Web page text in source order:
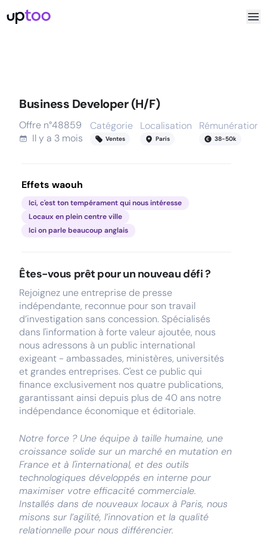
Business Developer (H/F)
Offre n°48859
Il y a 3 mois
Catégorie
Ventes
Localisation
Paris
Rémunération
38-50k
Effets waouh
Ici, c'est ton tempérament qui nous intéresse
Locaux en plein centre ville
Ici on parle beaucoup anglais
Êtes-vous prêt pour un nouveau défi ?
Rejoignez une entreprise de presse
indépendante, reconnue pour son travail
d’investigation sans concession. Spécialisés
dans l'information à forte valeur ajoutée, nous
nous adressons à un public international
exigeant - ambassades, ministères, universités
et grandes entreprises. C'est ce public qui
finance exclusivement nos quatre publications,
garantissant ainsi depuis plus de 40 ans notre
indépendance économique et éditoriale.
Notre force ? Une équipe à taille humaine, une
croissance solide sur un marché en mutation en
France et à l'international, et des outils
technologiques développés en interne pour
maximiser votre efficacité commerciale.
Installés dans de nouveaux locaux à Paris, nous
misons sur l’agilité, l’innovation et la qualité
relationnelle pour nous différencier.